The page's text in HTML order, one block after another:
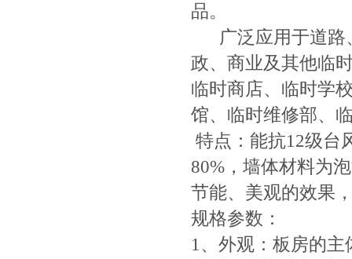
品。
广泛应用于道路
政、商业及其他临
临时商店、临时学
馆、临时维修部、
特点：能抗12级台
80%，墙体材料为
节能、美观的效果
规格参数：
1、外观：板房的